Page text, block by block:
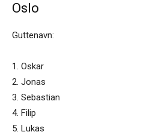
Oslo
Guttenavn:
1. Oskar
2. Jonas
3. Sebastian
4. Filip
5. Lukas